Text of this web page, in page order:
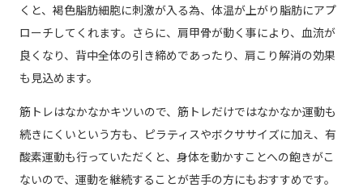
くと、褐色脂肪細胞に刺激が入る為、体温が上がり脂肪にアプ
ローチしてくれます。さらに、肩甲骨が動く事により、血流が
良くなり、背中全体の引き締めであったり、肩こり解消の効果
も見込めます。
筋トレはなかなかキツいので、筋トレだけではなかなか運動も
続きにくいという方も、ピラティスやボクササイズに加え、有
酸素運動も行っていただくと、身体を動かすことへの飽きがこ
ないので、運動を継続することが苦手の方にもおすすめです。